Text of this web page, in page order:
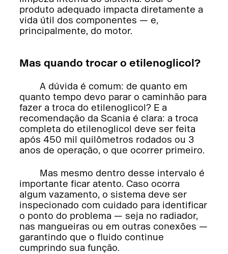
produto adequado impacta diretamente a
vida útil dos componentes — e,
principalmente, do motor.
Mas quando trocar o etilenoglicol?
A dúvida é comum: de quanto em
quanto tempo devo parar o caminhão para
fazer a troca do etilenoglicol? E a
recomendação da Scania é clara: a troca
completa do etilenoglicol deve ser feita
após 450 mil quilômetros rodados ou 3
anos de operação, o que ocorrer primeiro.
Mas mesmo dentro desse intervalo é
importante ficar atento. Caso ocorra
algum vazamento, o sistema deve ser
inspecionado com cuidado para identificar
o ponto do problema — seja no radiador,
nas mangueiras ou em outras conexões —
garantindo que o fluido continue
cumprindo sua função.